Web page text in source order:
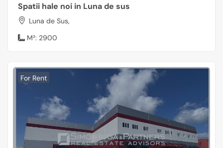
Spatii hale noi in Luna de sus
Luna de Sus,
M²: 2900
For Rent